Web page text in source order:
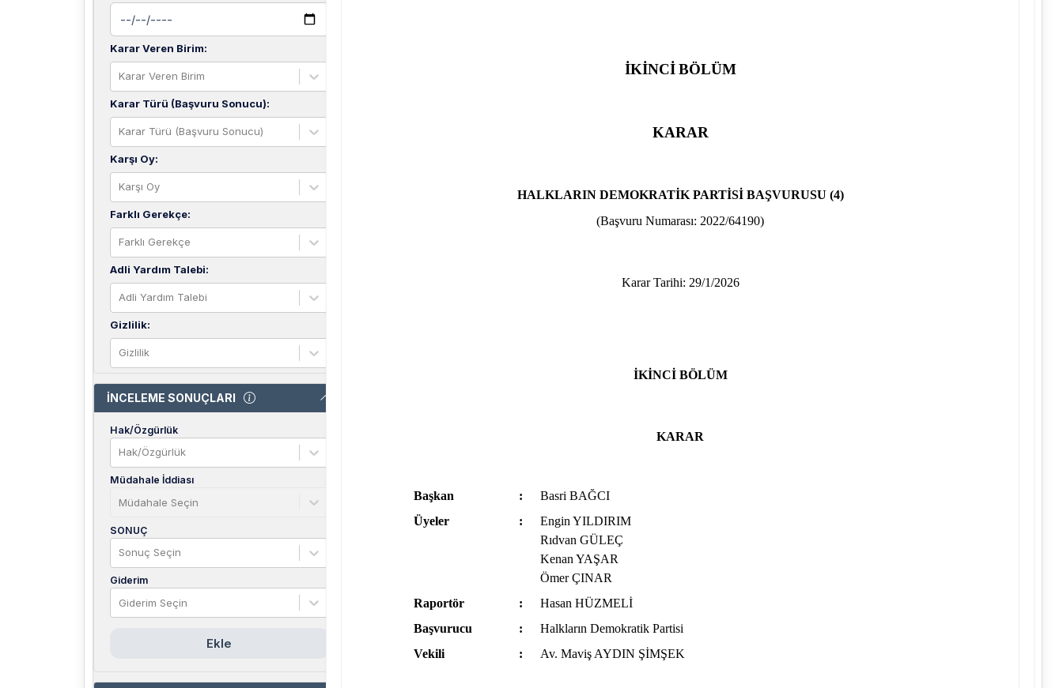
Karar Veren Birim:
Karar Veren Birim
Karar Türü (Başvuru Sonucu):
Karar Türü (Başvuru Sonucu)
Karşı Oy:
Karşı Oy
Farklı Gerekçe:
Farklı Gerekçe
Adli Yardım Talebi:
Adli Yardım Talebi
Gizlilik:
Gizlilik
İNCELEME SONUÇLARI
Hak/Özgürlük
Hak/Özgürlük
Müdahale İddiası
Müdahale Seçin
SONUÇ
Sonuç Seçin
Giderim
Giderim Seçin
Ekle